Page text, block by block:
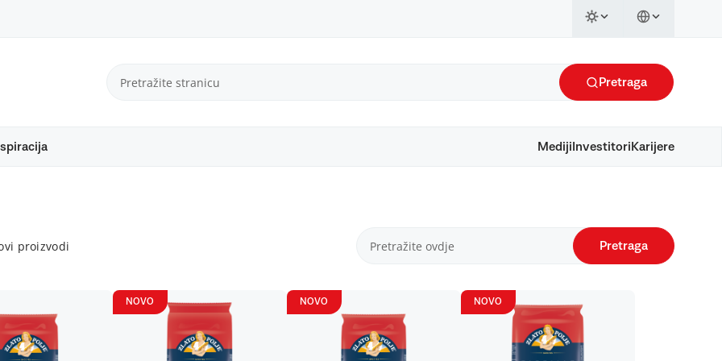
Pretraga
Mediji Investitori Karijere
proizvodi Pretraga
NOVO NOVO NOVO